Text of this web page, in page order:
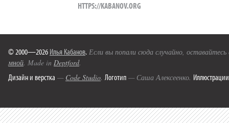
HTTPS://KABANOV.ORG
© 2000—2026 Илья Кабанов. Если вы попали сюда случайно,
мной. Made in Deptford.
Дизайн и верстка — Code Studio. Логотип — Саша Алексеенко. Иллюстрации